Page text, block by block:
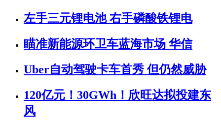
左手三元锂电池 右手磷酸铁锂电
瞄准新能源环卫车蓝海市场 华信
Uber自动驾驶卡车首秀 但仍然威胁
120亿元！30GWh！欣旺达拟投建东
风